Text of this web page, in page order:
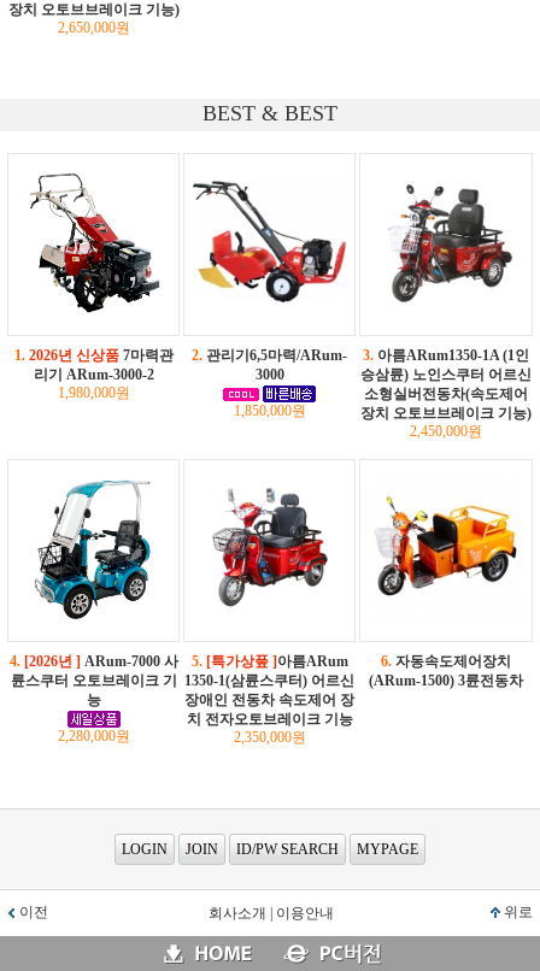
장치 오토브브레이크 기능)
2,650,000원
BEST & BEST
1. 2026년 신상품7마력관
리기 ARum-3000-2
1,980,000원
2. 관리기6,5마력/ARum-
3000
1,850,000원
3. 아름ARum1350-1A (1인
승삼륜) 노인스쿠터 어르신
소형실버전동차(속도제어
장치 오토브브레이크 기능)
2,450,000원
4. [2026년 ] ARum-7000 사
륜스쿠터 오토브레이크 기
능
2,280,000원
5. [특가상풒 ] 아름ARum
1350-1(삼륜스쿠터) 어르신
장애인 전동차 속도제어 장
치 전자오토브레이크 기능
2,350,000원
6. 자동속도제어장치
(ARum-1500) 3륜전동차
LOGIN JOIN ID/PW SEARCH MYPAGE
이전 회사소개 이용안내 위로